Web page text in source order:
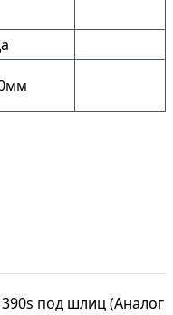
под шлиц (Аналог